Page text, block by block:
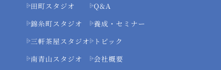
田町スタジオ
錦糸町スタジオ
三軒茶屋スタジオ
南青山スタジオ
Q&A
養成・セミナー
トピック
会社概要